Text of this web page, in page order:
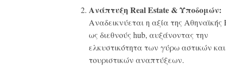
Ανάπτυξη RealEstate & Υποδομών:
Αναδεικνύεται η αξία της Αθηναϊκής
ως διεθνούς hub, αυξάνοντας την
ελκυστικότητα των γύρω αστικών και
τουριστικών αναπτύξεων.